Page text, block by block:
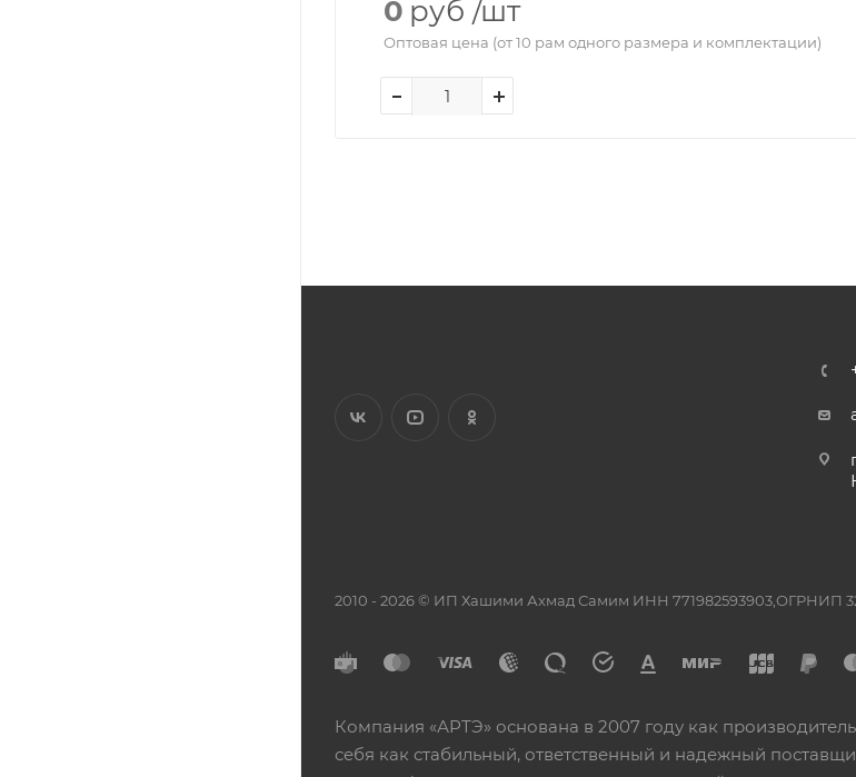
0 руб /шт
Оптовая цена (от 10 рам одного размера и комплектации)
2010 - 2026 © ИП Хашими Ахмад Самим ИНН 771982593903,ОГРНИП
Компания «АРТЭ» основана в 2007 году как
себя как стабильный, ответственный и надежный